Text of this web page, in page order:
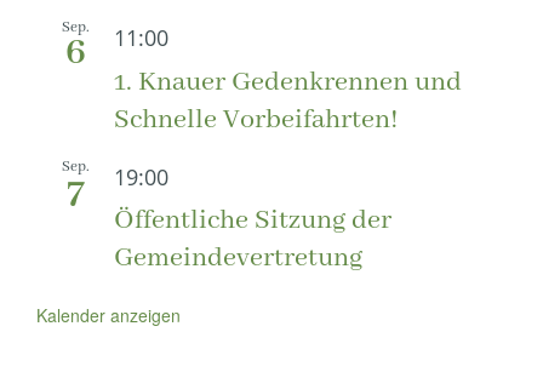
Sep.
6 11:00
1. Knauer Gedenkrennen und
Schnelle Vorbeifahrten!
Sep.
7 19:00
Öffentliche Sitzung der
Gemeindevertretung
Kalender anzeigen